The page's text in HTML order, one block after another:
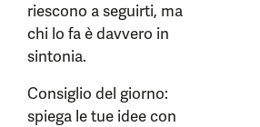
riescono a seguirti, ma
chi lo fa è davvero in
sintonia.
Consiglio del giorno:
spiega le tue idee con